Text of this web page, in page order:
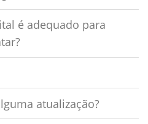
é adequado para
atualização?